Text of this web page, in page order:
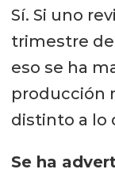
Sí. Si uno
trimestre
eso se ha
producción
distinto a lo
Se ha